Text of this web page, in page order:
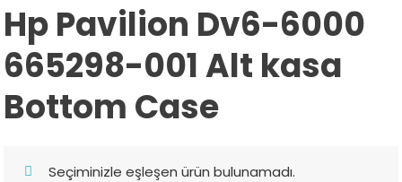
Hp Pavilion Dv6-6000
665298-001 Alt kasa
Bottom Case
Seçiminizle eşleşen ürün bulunamadı.